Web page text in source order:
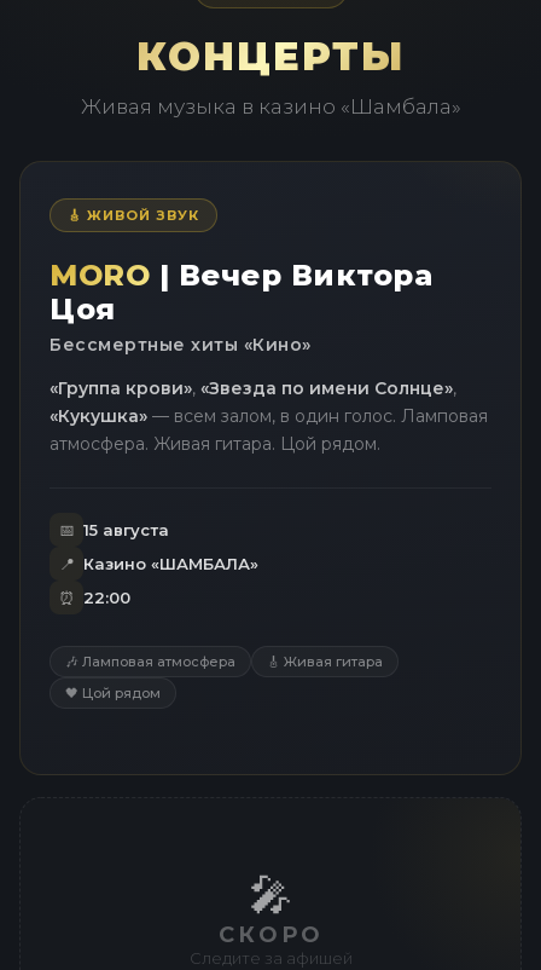
КОНЦЕРТЫ
Живая музыка в казино «Шамбала»
🎸 ЖИВОЙ ЗВУК
MORO | Вечер Виктора
Цоя
Бессмертные хиты «Кино»
«Группа крови», «Звезда по имени Солнце»,
«Кукушка» — всем залом, в один голос. Ламповая
атмосфера. Живая гитара. Цой рядом.
📅 15 августа
📍 Казино «ШАМБАЛА»
⏰
22:00
🎶 Ламповая атмосфера
🎸 Живая гитара
🖤 Цой рядом
🎤
СКОРО
Следите за афишей